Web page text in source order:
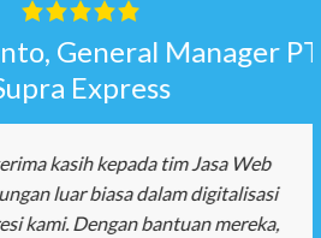
General Manager PT
Express
kasih kepada tim Jasa Web
luar biasa dalam digitalisasi
Dengan bantuan mereka,